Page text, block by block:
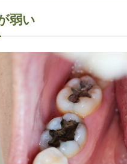
弱い